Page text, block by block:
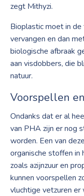
zegt Mithyzi.
Bioplastic moet in
vervangen en dan
biologische afbraak
aan visdobbers, die
natuur.
Voorspellen
Ondanks dat er al
van PHA zijn er nog
worden. Een van
organische stoffen
zoals azijnzuur en
kunnen voorspellen
vluchtige vetzuren